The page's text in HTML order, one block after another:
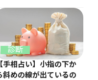
診断
手相占い】小指の下か
斜めの線が出ているの